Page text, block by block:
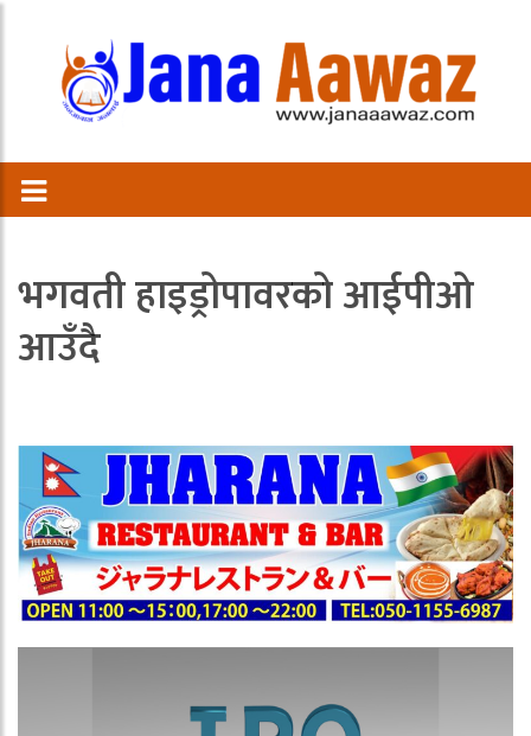
भगवती हाइड्रोपावरको आईपीओ
आउँदै